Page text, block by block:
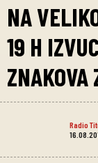
NA
19 H
ZNAKOVA
Radio